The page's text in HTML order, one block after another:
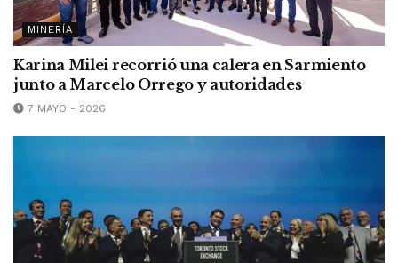
MINERÍA
Karina Milei recorrió una calera en Sarmiento
junto a Marcelo Orrego y autoridades
7 MAYO - 2026